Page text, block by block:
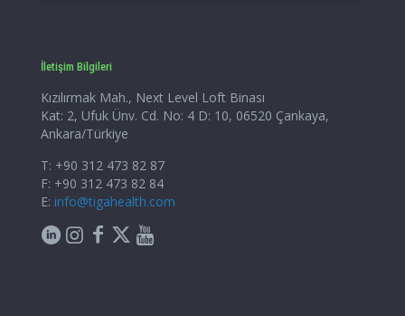
İletişim Bilgileri
Kızılırmak Mah., Next Level Loft Binası
Kat: 2, Ufuk Ünv. Cd. No: 4 D: 10, 06520 Çankaya,
Ankara/Türkiye
T: +90 312 473 82 87
F: +90 312 473 82 84
E: info@tigahealth.com